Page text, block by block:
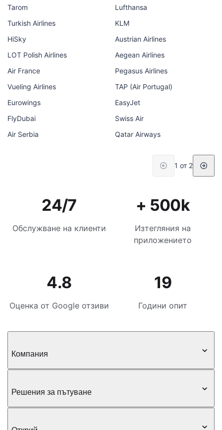
Tarom
Lufthansa
Turkish Airlines
KLM
HiSky
Austrian Airlines
LOT Polish Airlines
Aegean Airlines
Air France
Pegasus Airlines
Vueling Airlines
TAP (Air Portugal)
Eurowings
EasyJet
FlyDubai
Swiss Air
Air Serbia
Qatar Airways
1 от 2
24/7
Обслужване на клиенти
+ 500k
Изтегляния на
приложението
4.8
Оценка от Google отзиви
19
Години опит
Компания
Решения за пътуване